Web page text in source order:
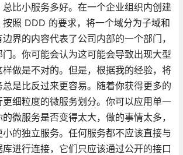
比小服务多好。在一个企业组织内创建
照 DDD 的要求，将一个域分为子域和
界的内容代表了公司内部的一个部门，
。你可能会认为这可能会导致出现大型
做是不对的。但是，根据我的经验，将
是比反过来更容易。随着你获得更多的
细粒度的微服务划分。你可以应用单一
微服务是否变得太大，做的事情太多，
的独立服务。任何服务都不应该直接与
进行连接，它们只应该通过公开的接口